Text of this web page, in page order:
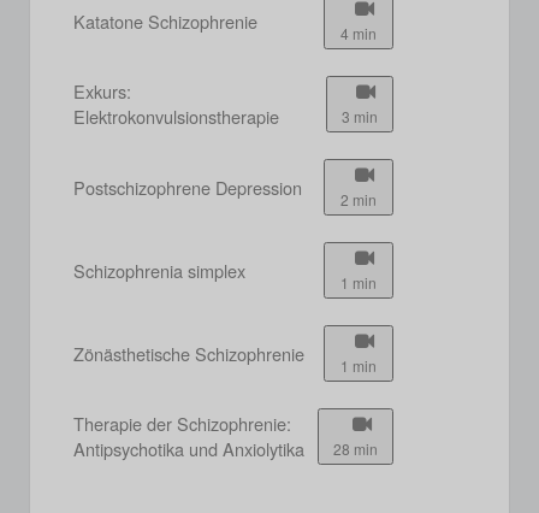
Katatone Schizophrenie 4 min
Exkurs:
Elektrokonvulsionstherapie
3 min
Postschizophrene Depression 2 min
Schizophrenia simplex 1 min
Zönästhetische Schizophrenie 1 min
Therapie der Schizophrenie:
Antipsychotika und Anxiolytika
28 min